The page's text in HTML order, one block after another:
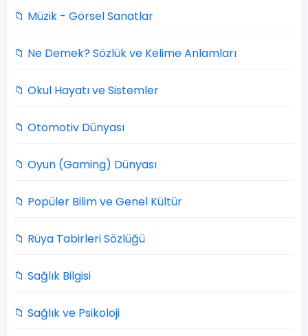
📁 Müzik - Görsel Sanatlar
📁 Ne Demek? Sözlük ve Kelime Anlamları
📁 Okul Hayatı ve Sistemler
📁 Otomotiv Dünyası
📁 Oyun (Gaming) Dünyası
📁 Popüler Bilim ve Genel Kültür
📁 Rüya Tabirleri Sözlüğü
📁 Sağlık Bilgisi
📁 Sağlık ve Psikoloji